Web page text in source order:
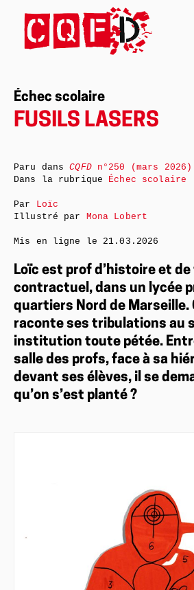
Échec scolaire
FUSILS LASERS
Loïc est prof d’histoire et
contractuel, dans un lycée
quartiers Nord de Marseille.
raconte ses tribulations au
institution toute pétée.
salle des profs, face à sa
devant ses élèves, il se
qu’on s’est planté ?
Paru dansCQFDn°250 (mars 2026)
Dans la rubrique Échec scolaire
Par Loïc
Illustré par Mona Lobert
Mis en ligne le 21.03.2026